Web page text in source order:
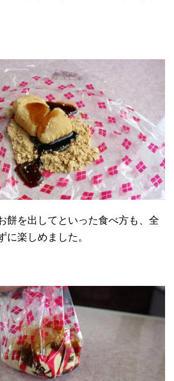
餅を出してといった食べ方も、全
に楽しめました。